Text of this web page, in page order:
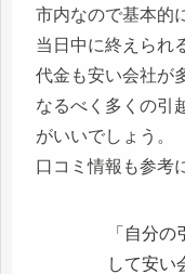
市内なので基本的
当日中に終えられ
代金も安い会社が
なるべく多くの引
がいいでしょう。
口コミ情報も参考
「自分
して安い